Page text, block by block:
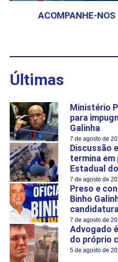
ACOMPANHE-NOS
Últimas
Ministério
para
Galinha
7 de agosto de
Discussão
termina em
Estadual
7 de agosto de
Preso e
Binho
7 de agosto de
Advogado
do próprio
5 de agosto de